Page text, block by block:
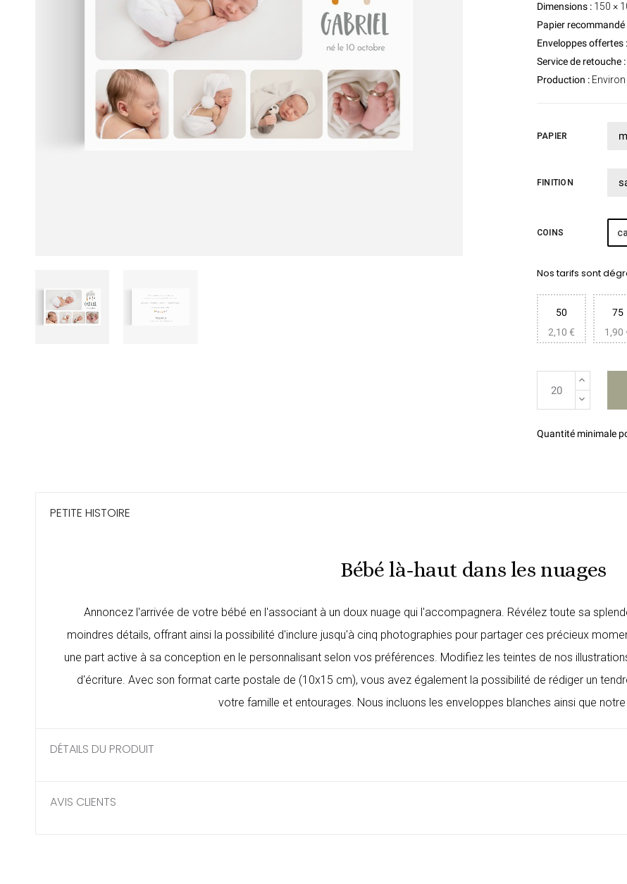
Dimensions : 150 ×
Papier recommandé
Enveloppes offertes :
Service de retouche :
Production :
PAPIER
FINITION
COINS
Nos tarifs sont
50
2,10 €
75
1,90
Quantité minimale
PETITE HISTOIRE
Bébé là-haut dans les nuages
Annoncez l'arrivée de votre bébé en l'associant à un doux nuage qui l'accompagnera. Révélez toute sa
moindres détails, offrant ainsi la possibilité d'inclure jusqu'à cinq photographies pour partager ces précieux
une part active à sa conception en le personnalisant selon vos préférences. Modifiez les teintes de nos
d'écriture. Avec son format carte postale de (10x15 cm), vous avez également la possibilité de rédiger un
votre famille et entourages. Nous incluons les enveloppes blanches ainsi que
DÉTAILS DU PRODUIT
AVIS CLIENTS